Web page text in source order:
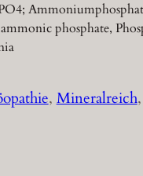
Ammoniumphosphat
phosphate,
, Mineralreich